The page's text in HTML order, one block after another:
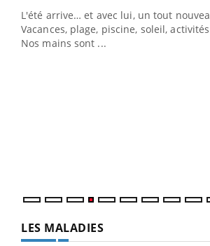
L'été arrive… et avec lui, un tout
Vacances, plage, piscine, soleil,
Nos mains sont ...
LES MALADIES